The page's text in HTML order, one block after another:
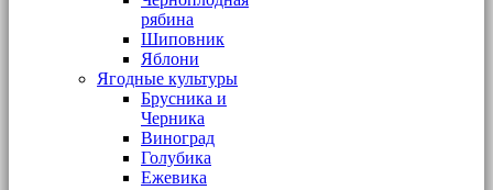
рябина
Шиповник
Яблони
Ягодные культуры
Брусника и
Черника
Виноград
Голубика
Ежевика